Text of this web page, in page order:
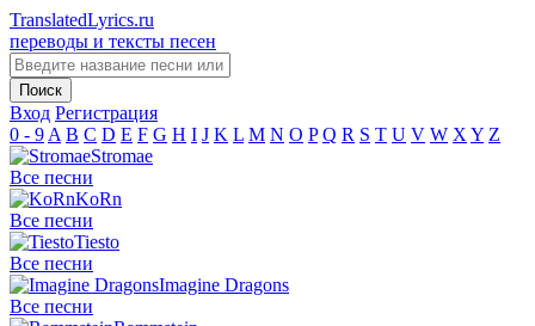
TranslatedLyrics.ru
переводы и тексты песен
Вход Регистрация
0 - 9 A B C D E F G H I J K L M N O P Q R S T U V W X Y Z
Stromae
Все песни
KoRn
Все песни
Tiesto
Все песни
Imagine Dragons
Все песни